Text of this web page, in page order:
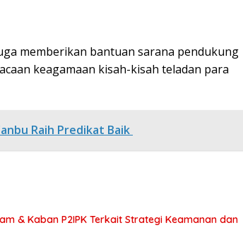
memberikan bantuan sarana pendukung
keagamaan kisah-kisah teladan para
Raih Predikat Baik
& Kaban P2IPK Terkait Strategi Keamanan dan